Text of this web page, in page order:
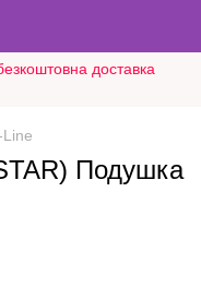
доставка
Подушка